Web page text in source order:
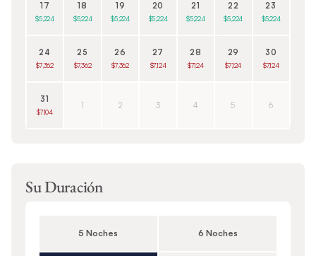
17
$5,224
18
$5,224
19
$5,224
20
$5,224
21
$5,224
22
$5,224
23
$5,224
24
$7,362
25
$7,362
26
$7,362
27
$7,124
28
$7,124
29
$7,124
30
$7,124
31
$7,104
1 2 3 4 5 6
Su Duración
5 Noches 6 Noches